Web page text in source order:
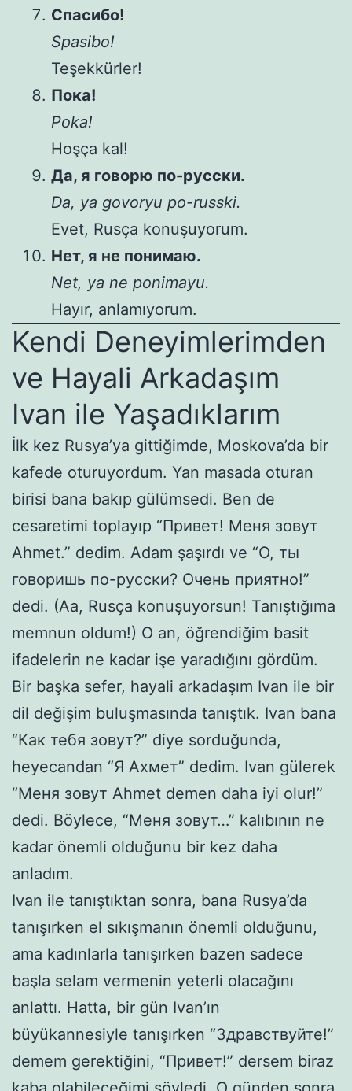
Спасибо!
Spasibo!
Teşekkürler!
Пока!
Poka!
Hoşça kal!
Да, я говорю по-русски.
Da, ya govoryu po-russki.
Evet, Rusça konuşuyorum.
Нет, я не понимаю.
Net, ya ne ponimayu.
Hayır, anlamıyorum.
Kendi Deneyimlerimden
ve Hayali Arkadaşım
Ivan ile Yaşadıklarım
İlk kez Rusya’ya gittiğimde, Moskova’da bir
kafede oturuyordum. Yan masada oturan
birisi bana bakıp gülümsedi. Ben de
cesaretimi toplayıp “Привет! Меня зовут
Ahmet.” dedim. Adam şaşırdı ve “О, ты
говоришь по-русски? Очень приятно!”
dedi. (Aa, Rusça konuşuyorsun! Tanıştığıma
memnun oldum!) O an, öğrendiğim basit
ifadelerin ne kadar işe yaradığını gördüm.
Bir başka sefer, hayali arkadaşım Ivan ile bir
dil değişim buluşmasında tanıştık. Ivan bana
“Как тебя зовут?” diye sorduğunda,
heyecandan “Я Ахмет” dedim. Ivan gülerek
“Меня зовут Ahmet demen daha iyi olur!”
dedi. Böylece, “Меня зовут…” kalıbının ne
kadar önemli olduğunu bir kez daha
anladım.
Ivan ile tanıştıktan sonra, bana Rusya’da
tanışırken el sıkışmanın önemli olduğunu,
ama kadınlarla tanışırken bazen sadece
başla selam vermenin yeterli olacağını
anlattı. Hatta, bir gün Ivan’ın
büyükannesiyle tanışırken “Здравствуйте!”
demem gerektiğini, “Привет!” dersem biraz